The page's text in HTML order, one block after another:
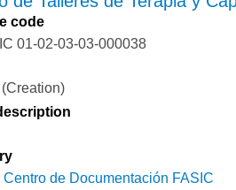
code
01-02-03-03-000038
Centro de Documentación FASIC